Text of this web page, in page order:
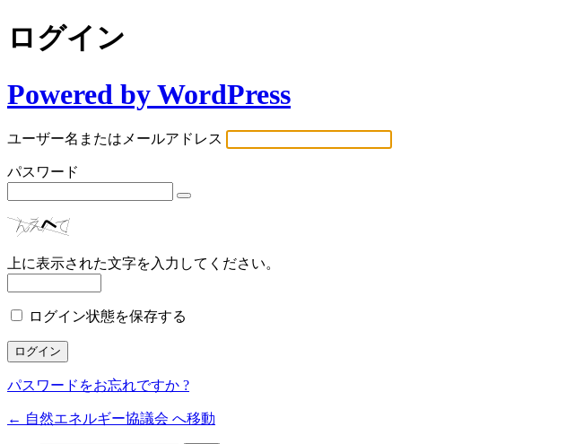
ログイン
Powered by WordPress
ユーザー名またはメールアドレス
パスワード
上に表示された文字を入力してください。
ログイン状態を保存する
パスワードをお忘れですか ?
← 自然エネルギー協議会 へ移動